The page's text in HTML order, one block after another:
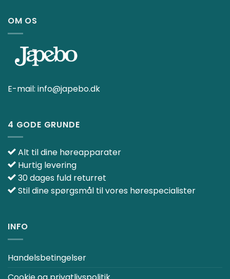
OM OS
E-mail: info@japebo.dk
4 GODE GRUNDE
Alt til dine høreapparater
Hurtig levering
30 dages fuld returret
Stil dine spørgsmål til vores hørespecialister
INFO
Handelsbetingelser